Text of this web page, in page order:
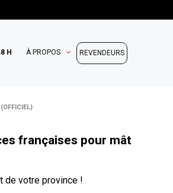
H À PROPOS REVENDEURS
françaises pour mât
de votre province !